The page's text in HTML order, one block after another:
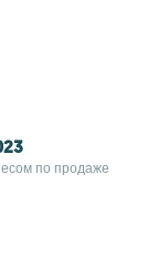
по продаже